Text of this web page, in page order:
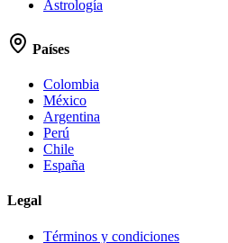
Astrología
Países
Colombia
México
Argentina
Perú
Chile
España
Legal
Términos y condiciones